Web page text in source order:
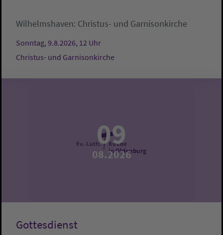
Wilhelmshaven: Christus- und Garnisonkirche
Sonntag, 9.8.2026, 12 Uhr
Christus- und Garnisonkirche
09
08.2026
Gottesdienst